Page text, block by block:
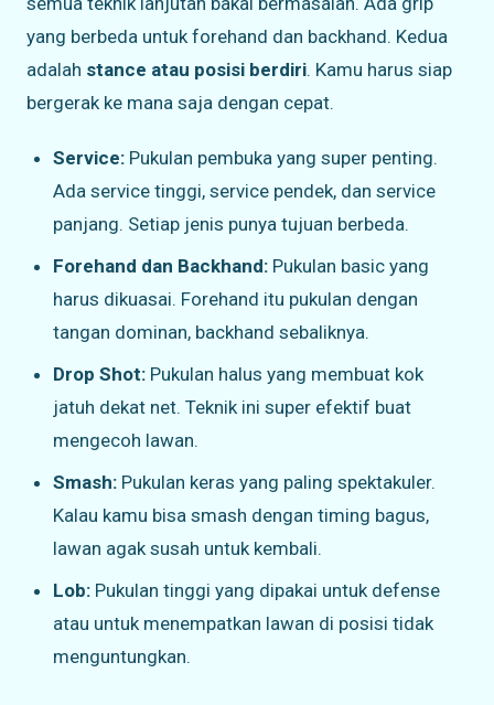
yang berbeda untuk forehand dan backhand. Kedua
adalah stance atau posisi berdiri. Kamu harus siap
bergerak ke mana saja dengan cepat.
Service: Pukulan pembuka yang super penting.
Ada service tinggi, service pendek, dan service
panjang. Setiap jenis punya tujuan berbeda.
Forehand dan Backhand: Pukulan basic yang
harus dikuasai. Forehand itu pukulan dengan
tangan dominan, backhand sebaliknya.
Drop Shot: Pukulan halus yang membuat kok
jatuh dekat net. Teknik ini super efektif buat
mengecoh lawan.
Smash: Pukulan keras yang paling spektakuler.
Kalau kamu bisa smash dengan timing bagus,
lawan agak susah untuk kembali.
Lob: Pukulan tinggi yang dipakai untuk defense
atau untuk menempatkan lawan di posisi tidak
menguntungkan.